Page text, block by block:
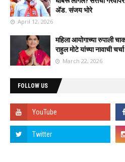
ॲड. संजय भोरे
April 12, 2026
महिला आयोगाच्या रुपाली
राहुल मोटे यांच्या नावाची चर्चा
March 22, 2026
FOLLOW US